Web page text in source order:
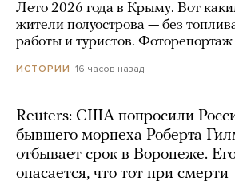
Лето 2026 года в Крыму. Вот
жители полуострова — без
работы и туристов. Фоторепортаж
ИСТОРИИ 16 часов назад
Reuters: США попросили
бывшего морпеха Роберта
отбывает срок в Воронеже.
опасается, что тот при смерти